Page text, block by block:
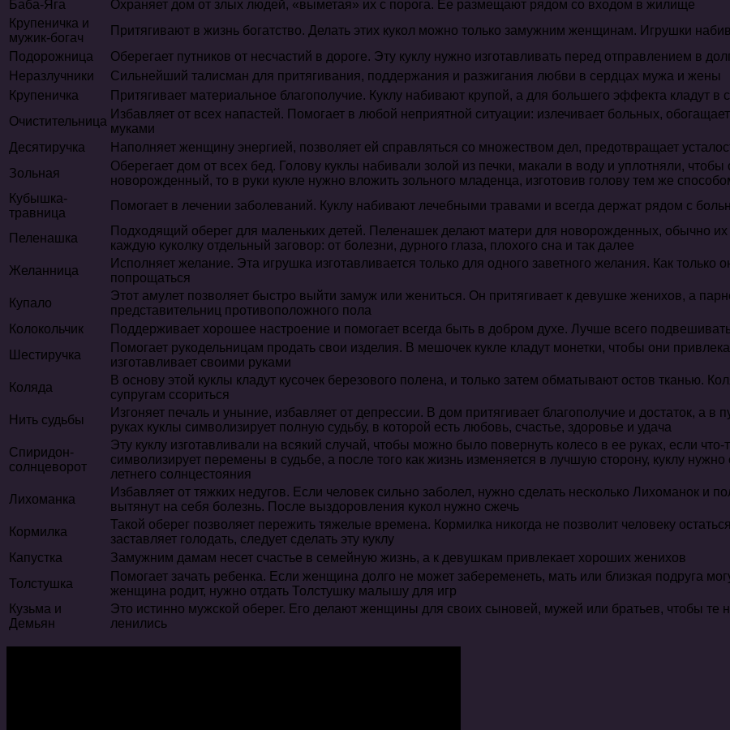
Баба-Яга
Охраняет дом от злых людей, «выметая» их с порога. Ее размещают рядом со входом в жилище
Крупеничка и
мужик-богач
Притягивают в жизнь богатство. Делать этих кукол можно только замужним женщинам. Игрушки
Подорожница
Оберегает путников от несчастий в дороге. Эту куклу нужно изготавливать перед отправлением в
Неразлучники
Сильнейший талисман для притягивания, поддержания и разжигания любви в сердцах мужа и жены
Крупеничка
Притягивает материальное благополучие. Куклу набивают крупой, а для большего эффекта кладут в
Очистительница
Избавляет от всех напастей. Помогает в любой неприятной ситуации: излечивает больных,
муками
Десятиручка
Наполняет женщину энергией, позволяет ей справляться со множеством дел, предотвращает
Зольная
Оберегает дом от всех бед. Голову куклы набивали золой из печки, макали в воду и уплотняли,
новорожденный, то в руки кукле нужно вложить зольного младенца, изготовив голову тем же
Кубышка-
травница
Помогает в лечении заболеваний. Куклу набивают лечебными травами и всегда держат рядом с
Пеленашка
Подходящий оберег для маленьких детей. Пеленашек делают матери для новорожденных, обычно их
каждую куколку отдельный заговор: от болезни, дурного глаза, плохого сна и так далее
Желанница
Исполняет желание. Эта игрушка изготавливается только для одного заветного желания. Как только
попрощаться
Купало
Этот амулет позволяет быстро выйти замуж или жениться. Он притягивает к девушке женихов, а
представительниц противоположного пола
Колокольчик
Поддерживает хорошее настроение и помогает всегда быть в добром духе. Лучше всего
Шестиручка
Помогает рукодельницам продать свои изделия. В мешочек кукле кладут монетки, чтобы они
изготавливает своими руками
Коляда
В основу этой куклы кладут кусочек березового полена, и только затем обматывают остов тканью.
супругам ссориться
Нить судьбы
Изгоняет печаль и уныние, избавляет от депрессии. В дом притягивает благополучие и достаток, а в
руках куклы символизирует полную судьбу, в которой есть любовь, счастье, здоровье и удача
Спиридон-
солнцеворот
Эту куклу изготавливали на всякий случай, чтобы можно было повернуть колесо в ее руках, если
символизирует перемены в судьбе, а после того как жизнь изменяется в лучшую сторону, куклу
летнего солнцестояния
Лихоманка
Избавляет от тяжких недугов. Если человек сильно заболел, нужно сделать несколько Лихоманок и
вытянут на себя болезнь. После выздоровления кукол нужно сжечь
Кормилка
Такой оберег позволяет пережить тяжелые времена. Кормилка никогда не позволит человеку
заставляет голодать, следует сделать эту куклу
Капустка
Замужним дамам несет счастье в семейную жизнь, а к девушкам привлекает хороших женихов
Толстушка
Помогает зачать ребенка. Если женщина долго не может забеременеть, мать или близкая подруга
женщина родит, нужно отдать Толстушку малышу для игр
Кузьма и
Демьян
Это истинно мужской оберег. Его делают женщины для своих сыновей, мужей или братьев, чтобы те
ленились